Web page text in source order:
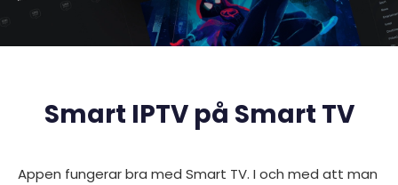
Smart IPTV på Smart TV
Appen fungerar bra med Smart TV. I och med att man